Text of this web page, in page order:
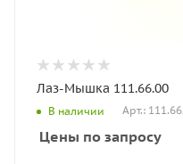
Лаз-Мышка 111.66.00
В наличии Арт.:
Цены по запросу